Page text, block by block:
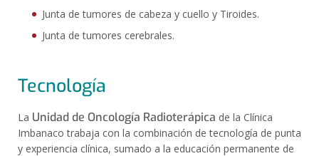
Junta de tumores de cabeza y cuello y Tiroides.
Junta de tumores cerebrales.
Tecnología
La Unidad de Oncología Radioterápica de la Clínica
Imbanacotrabaja con la combinación de tecnología de punta
y experiencia clínica, sumado a la educación permanente de